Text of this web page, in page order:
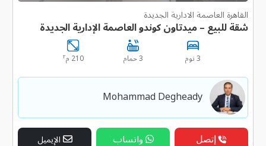
القاهرة العاصمة الادارية الجديدة
شقة للبيع – ميدتاون كوندو العاصمة الإدارية الجديدة
3 نوم 3 حمام 210 م ٢
Mohammad Degheady
إتصل واتساب الإيميل